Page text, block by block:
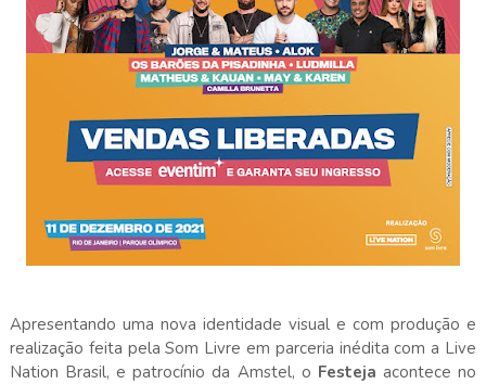
Apresentando uma nova identidade visual e com produção e
realização feita pela Som Livre em parceria inédita com a Live
Nation Brasil, e patrocínio da Amstel, o Festeja acontece no